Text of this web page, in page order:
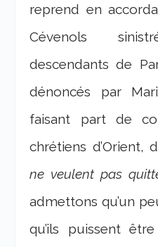
reprend en
Cévenols
descendants de
dénoncés par
faisant part de
chrétiens d’Orient,
ne veulent pas
admettons qu’un
qu’ils puissent